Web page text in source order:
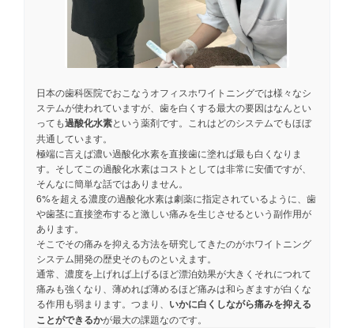
日本の歯科医院でおこなうオフィスホワイトニングでは様々なシ
ステムが使われていますが、歯を白くする最大の要因はなんとい
っても過酸化水素という薬剤です。これはどのシステムでもほぼ
共通しています。
極端に言えば濃い過酸化水素を直接歯に塗れば最も白くなりま
す。そしてこの過酸化水素はコストとしては非常に安価ですが、
そんなに簡単な話ではありません。
6%を超える濃度の過酸化水素は劇薬に指定されているように、歯
や歯茎に直接塗布すると激しい痛みを生じさせるという副作用が
あります。
そこでその痛みを抑える方法を研究してきたのがホワイトニング
システム開発の歴史そのものといえます。
通常、濃度を上げれば上げるほど漂泊効果が大きくそれにつれて
痛みも強くなり、薄めれば薄めるほど痛みは和らぎますが白くな
る作用も弱まります。つまり、 いかに白くしながら痛みを抑える
ことができるかが最大の課題なのです。